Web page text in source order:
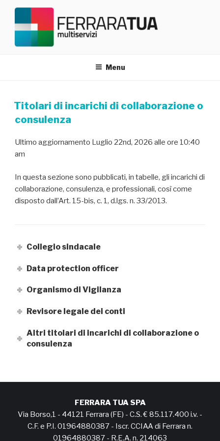
Salta
contenuto
Menu
Titolari di incarichi di collaborazione o
consulenza
Ultimo aggiornamento Luglio 22nd, 2026 alle ore 10:40
am
In questa sezione sono pubblicati, in tabelle, gli incarichi di
collaborazione, consulenza, e professionali, così come
disposto dall’Art. 15-bis, c. 1, d.lgs. n. 33/2013.
Collegio sindacale
Data protection officer
Organismo di Vigilanza
Revisore legale dei conti
Altri titolari di incarichi di collaborazione o
consulenza
FERRARA TUA SPA
Via Borso,1 - 44121 Ferrara (FE) - C.S. € 85.117.400 i.v. -
C.F. e P.I. 01964880387 - Iscr. CCIAA di Ferrara n.
01964880387 - R.E.A. n. 214063